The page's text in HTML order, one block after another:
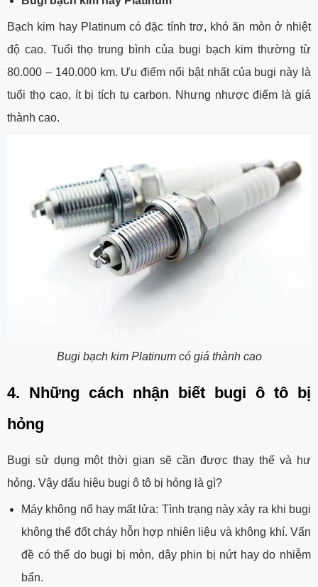
Bạch kim hay Platinum có đặc tính trơ, khó ăn mòn ở nhiệt
độ cao. Tuổi thọ trung bình của bugi bạch kim thường từ
80.000 – 140.000 km. Ưu điểm nổi bật nhất của bugi này là
tuổi thọ cao, ít bị tích tụ carbon. Nhưng nhược điểm là giá
thành cao.
Bugi bạch kim Platinum có giá thành cao
4. Những cách nhận biết bugi ô tô bị
hỏng
Bugi sử dụng một thời gian sẽ cần được thay thế và hư
hỏng. Vậy dấu hiệu bugi ô tô bị hỏng là gì?
Máy không nổ hay mất lửa: Tình trạng này xảy ra khi bugi
không thể đốt cháy hỗn hợp nhiên liệu và không khí. Vấn
đề có thể do bugi bị mòn, dây phin bị nứt hay do nhiễm
bẩn.